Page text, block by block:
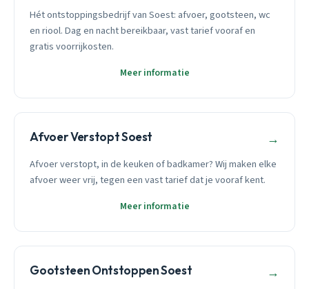
Hét ontstoppingsbedrijf van Soest: afvoer, gootsteen, wc
en riool. Dag en nacht bereikbaar, vast tarief vooraf en
gratis voorrijkosten.
Meer informatie
Afvoer Verstopt Soest →
Afvoer verstopt, in de keuken of badkamer? Wij maken elke
afvoer weer vrij, tegen een vast tarief dat je vooraf kent.
Meer informatie
Gootsteen Ontstoppen Soest →